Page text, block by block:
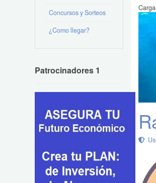
Concursos y Sorteos
¿Como llegar?
Patrocinadores 1